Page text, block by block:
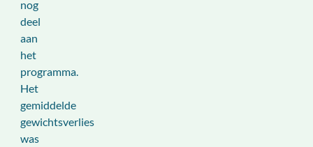
nog
deel
aan
het
programma.
Het
gemiddelde
gewichtsverlies
was